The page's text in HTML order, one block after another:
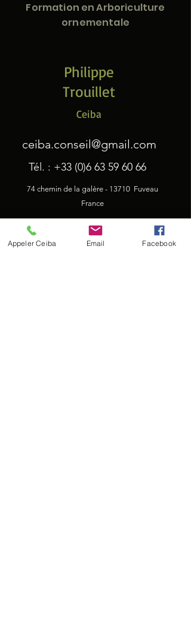
Formation en Arboriculture
ornementale
Philippe
Trouillet
Ceiba
ceiba.conseil@gmail.com
Tél. : +33 (0)6 63 59 60 66
74 chemin de la galère - 13710 Fuveau
France
Appeler Ceiba Email Facebook